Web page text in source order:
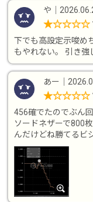
や
★☆☆☆☆
下でも高設定示唆め
もやれない。 引き強
あー
★☆☆☆☆
456確でたのでぶん
ソードネザーで800
んだけどね勝てるビ